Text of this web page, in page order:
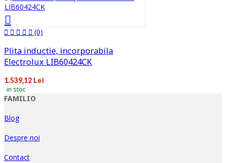
(0)
Plita inductie, incorporabila
Electrolux LIB60424CK
1.539,12 Lei
in stoc
FAMILIO
Blog
Despre noi
Contact